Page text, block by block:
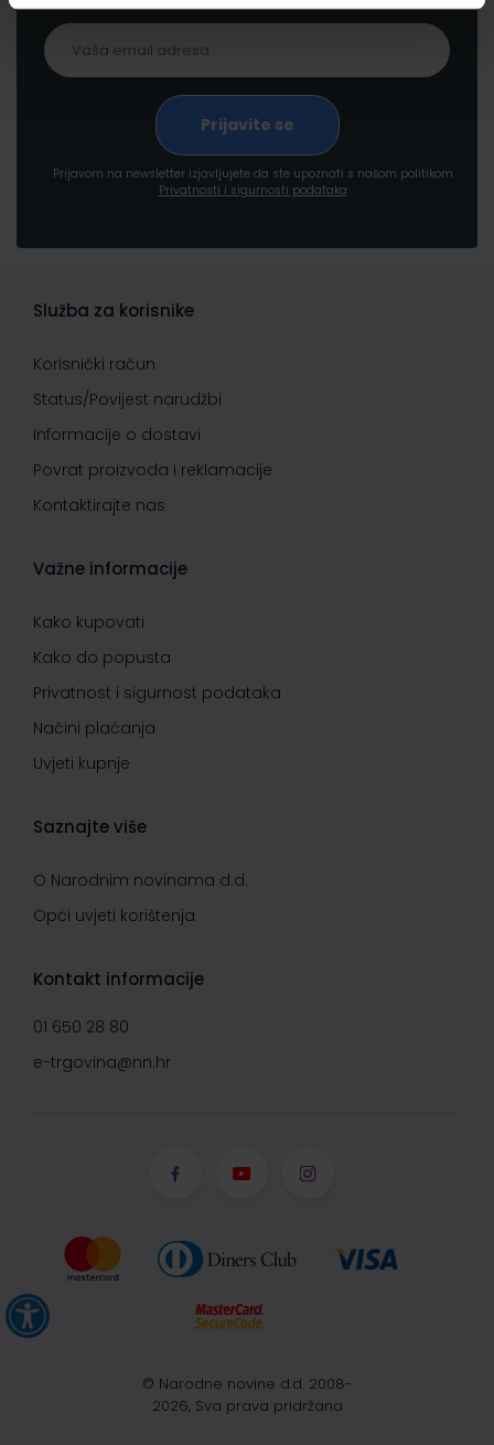
Prijavom na newsletter izjavljujete da ste upoznati s našom politikom
Privatnosti i sigurnosti podataka
Služba za korisnike
Korisnički račun
Status/Povijest narudžbi
Informacije o dostavi
Povrat proizvoda i reklamacije
Kontaktirajte nas
Važne informacije
Kako kupovati
Kako do popusta
Privatnost i sigurnost podataka
Načini plaćanja
Uvjeti kupnje
Saznajte više
O Narodnim novinama d.d.
Opći uvjeti korištenja
Kontakt informacije
01 650 28 80
e-trgovina@nn.hr
© Narodne novine d.d. 2008-
2026, Sva prava pridržana